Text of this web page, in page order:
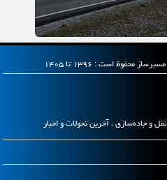
و جاده‌سازی ، آخرین تحولات و اخبار